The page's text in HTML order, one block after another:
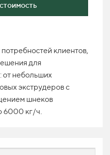
клиентов,
для
от небольших
экструдеров с
шнеков
6000 кг/ч.